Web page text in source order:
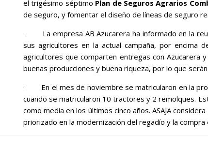
el trigésimo séptimo Plan de Seguros Agrarios
de seguro, y fomentar el diseño de líneas de seguro
· La empresa AB Azucarera ha informado en la
sus agricultores en la actual campaña, por encima
agricultores que comparten entregas con Azucarera
buenas producciones y buena riqueza, por lo que
· En el mes de noviembre se matricularon en la
cuando se matricularon 10 tractores y 2 remolques.
como media en los últimos cinco años. ASAJA
priorizado en la modernización del regadío y la compra